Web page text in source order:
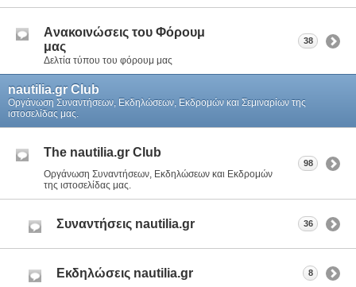
Aνακοινώσεις του Φόρουμ
μας
Δελτία τύπου του φόρουμ μας
38
nautilia.gr Club
Οργάνωση Συναντήσεων, Εκδηλώσεων, Εκδρομών και Σεμιναρίων της
ιστοσελίδας μας.
The nautilia.gr Club
Οργάνωση Συναντήσεων, Εκδηλώσεων και Εκδρομών
της ιστοσελίδας μας.
98
Συναντήσεις nautilia.gr 36
Εκδηλώσεις nautilia.gr 8